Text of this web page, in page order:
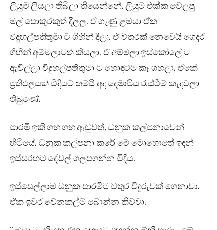
ලියුම ලියලා තිබිලා තියෙන්නේ. ලියුම එක්ක වේලපු
මල් පොකුරකුත් දීලලු. ඒ ගෑණු ළමයා ඒක
විදුහල්පතිතුමා ට ගිහින් දීලා. ඒ විතරක් නෙවෙයි ගෙදර
ගිහින් අම්මලාටත් කියලා. ඒ අම්මලා ඉස්කෝලේ ට
ඇවිල්ලා විදුහල්පතිතුමා ට හොඳටම කෑ ගහලා. ඒකේ
ප්‍රතිඵලයක් විදියට තමයි අද දෙමාපිය රැස්වීම කැඳවලා
තිබුණේ.
පාරමී ඉකි ගහ ගහ ඇඬුවත්, ධනුක කල්පනාවෙන්
හිටියේ. ධනුක කල්පනා කරේ මේ මොහොතේ ඉඳන්
ඉස්සරහට දේවල් ගලපගන්න විදිය.
ඉස්සෙල්ලාම ධනුක පාරමීට වතුර වීදුරුවක් ගෙනාවා.
ඒක ඉවර වෙනකල්ම බොන්න කිව්වා.